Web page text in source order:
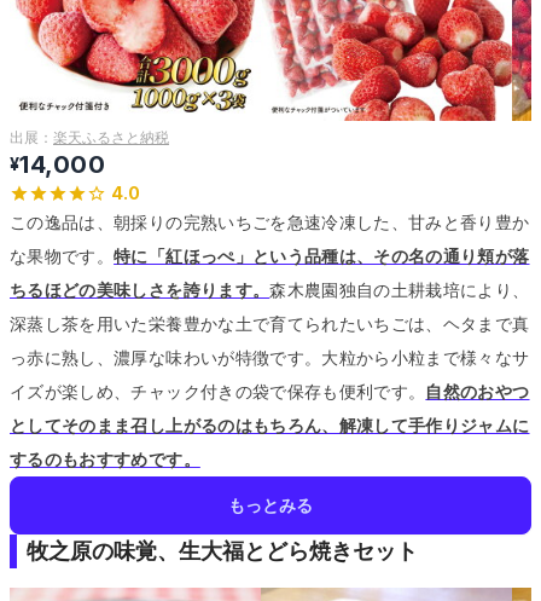
出展： 楽天ふるさと納税
¥14,000
4.0
この逸品は、朝採りの完熟いちごを急速冷凍した、甘みと香り豊か
な果物です。特に「紅ほっぺ」という品種は、その名の通り頬が落
ちるほどの美味しさを誇ります。森木農園独自の土耕栽培により、
深蒸し茶を用いた栄養豊かな土で育てられたいちごは、ヘタまで真
っ赤に熟し、濃厚な味わいが特徴です。 大粒から小粒まで様々なサ
イズが楽しめ、チャック付きの袋で保存も便利です。 自然のおやつ
としてそのまま召し上がるのはもちろん、解凍して手作りジャムに
するのもおすすめです。
もっとみる
牧之原の味覚、生大福とどら焼きセット